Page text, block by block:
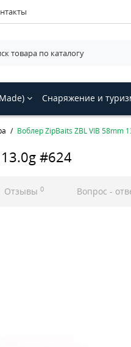
Снаряжение и
Воблер ZipBaits ZBL VIB 58mm
#624
Отзывы 0 Вопрос -